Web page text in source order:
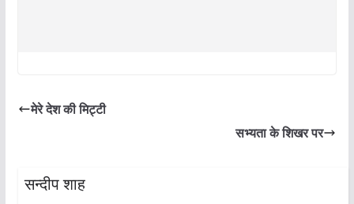
मेरे देश की मिट्टी
सभ्यता के शिखर पर
सन्दीप शाह